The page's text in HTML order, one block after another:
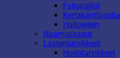
Foliopallot
Halloween
Naamiaisasut
Lastentarvikkeet
Hoitotarvikkeet